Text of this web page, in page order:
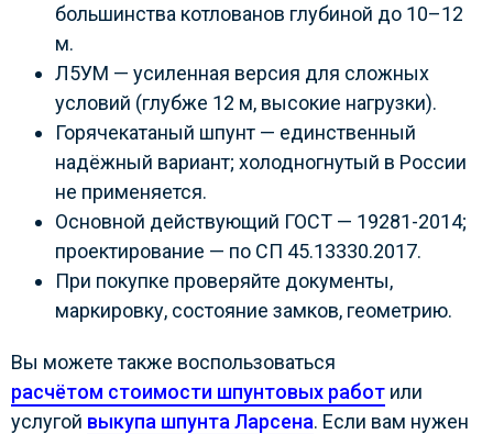
большинства котлованов глубиной до 10–12
м.
Л5УМ — усиленная версия для сложных
условий (глубже 12 м, высокие нагрузки).
Горячекатаный шпунт — единственный
надёжный вариант; холодногнутый в России
не применяется.
Основной действующий ГОСТ — 19281-2014;
проектирование — по СП 45.13330.2017.
При покупке проверяйте документы,
маркировку, состояние замков, геометрию.
Вы можете также воспользоваться
расчётом стоимости шпунтовых работ или
услугой выкупа шпунта Ларсена. Если вам нужен